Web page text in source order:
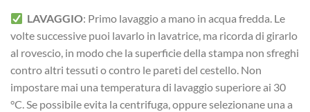
LAVAGGIO: Primo lavaggio a mano in acqua fredda. Le
volte successive puoi lavarlo in lavatrice, ma ricorda di girarlo
al rovescio, in modo che la superficie della stampa non sfreghi
contro altri tessuti o contro le pareti del cestello. Non
impostare mai una temperatura di lavaggio superiore ai 30
°C. Se possibile evita la centrifuga, oppure selezionane una a